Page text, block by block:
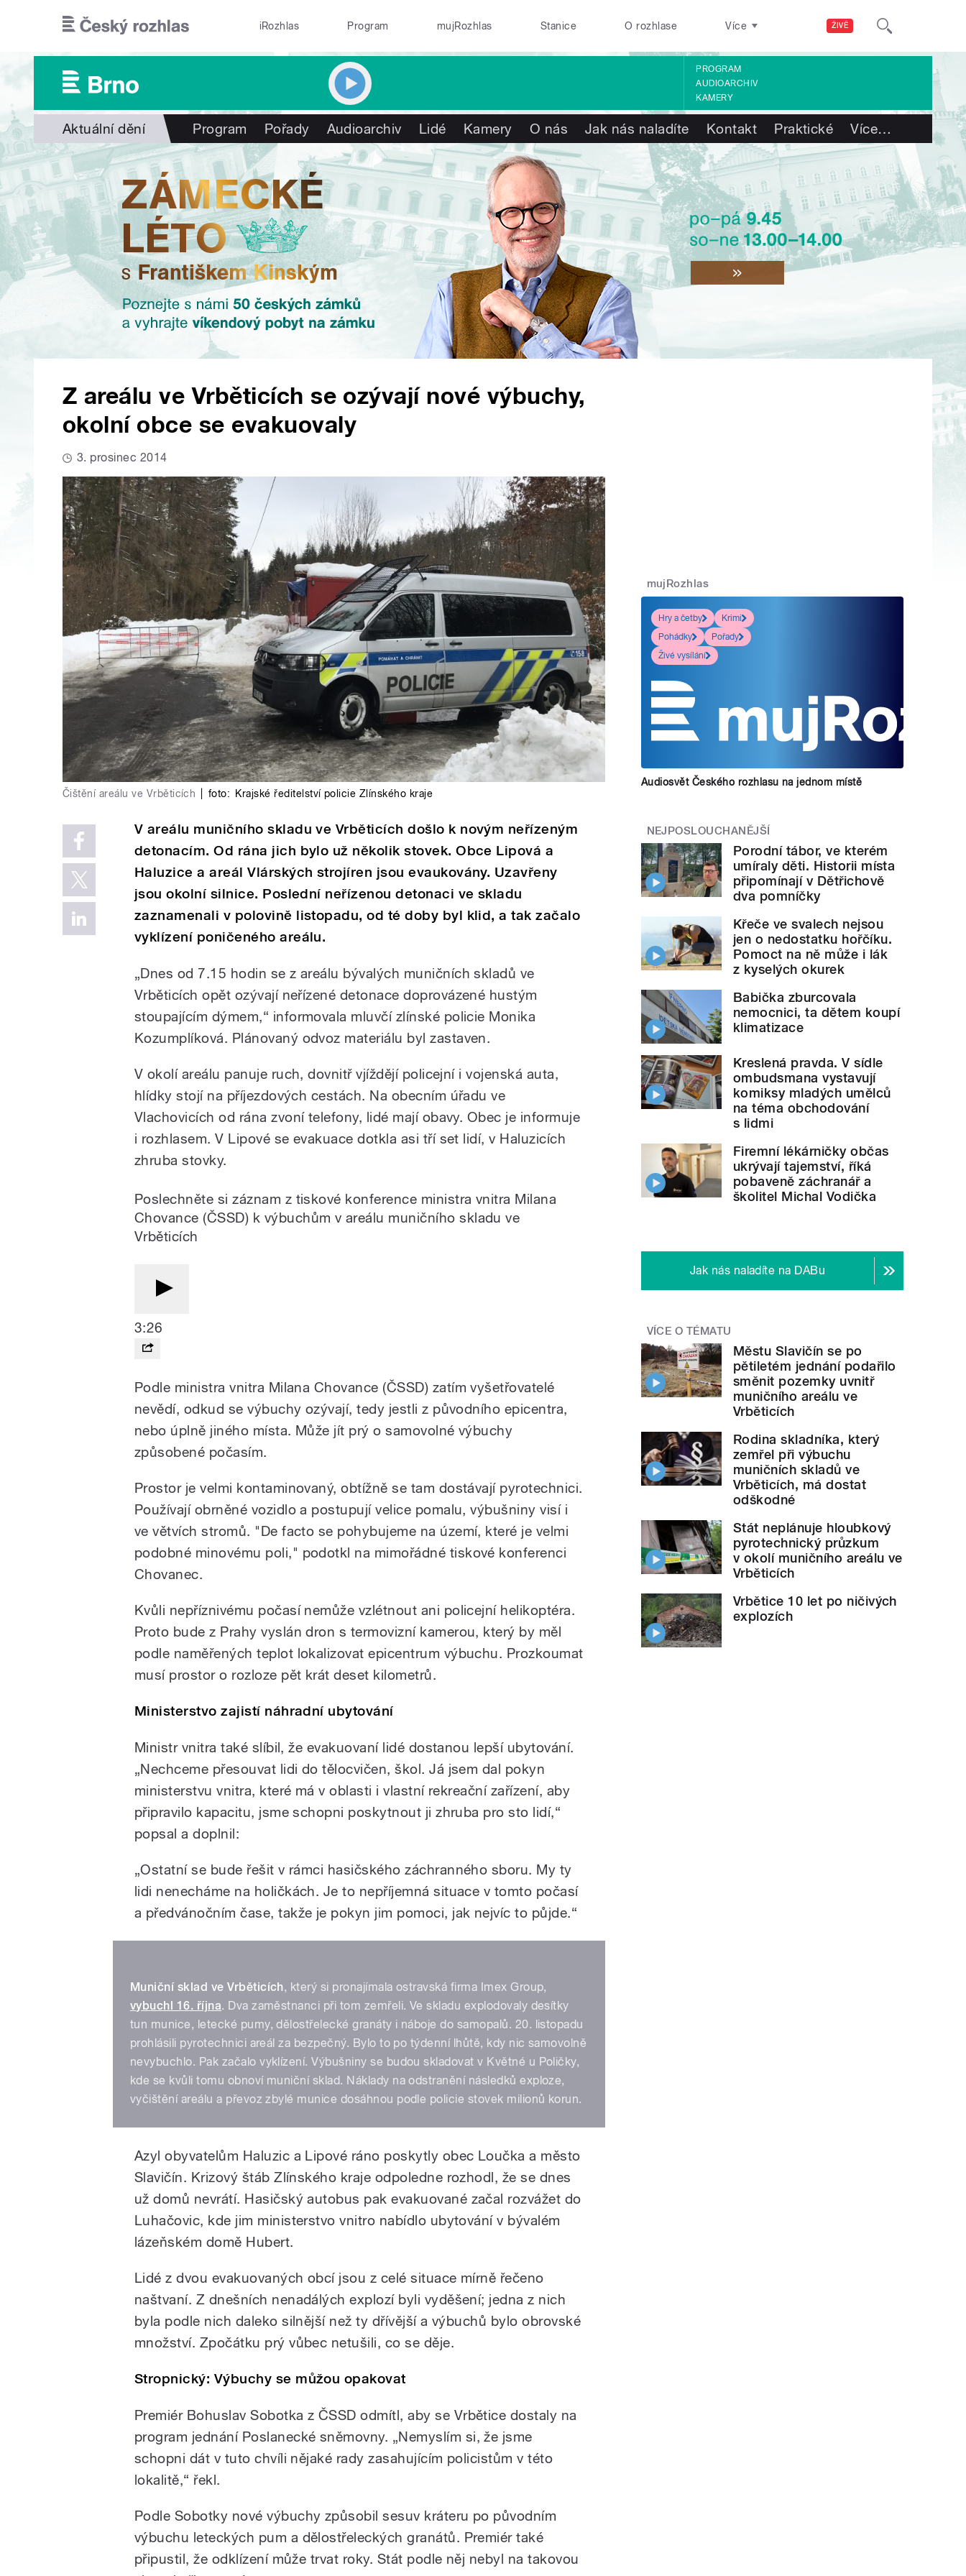
ŽIVĚ
iRozhlas Program mujRozhlas Stanice O rozhlase Více
PROGRAM
AUDIOARCHIV
KAMERY
Aktuální dění Program Pořady Audioarchiv Lidé Kamery O nás Jak nás naladíte Kontakt Praktické Více…
Z areálu ve Vrběticích se ozývají nové výbuchy,
okolní obce se evakuovaly
3. prosinec 2014
Čištění areálu ve Vrběticích foto: Krajské ředitelství policie Zlínského kraje
V areálu muničního skladu ve Vrběticích došlo k novým neřízeným
detonacím. Od rána jich bylo už několik stovek. Obce Lipová a
Haluzice a areál Vlárských strojíren jsou evaukovány. Uzavřeny
jsou okolní silnice. Poslední neřízenou detonaci ve skladu
zaznamenali v polovině listopadu, od té doby byl klid, a tak začalo
vyklízení poničeného areálu.
„Dnes od 7.15 hodin se z areálu bývalých muničních skladů ve
Vrběticích opět ozývají neřízené detonace doprovázené hustým
stoupajícím dýmem,“ informovala mluvčí zlínské policie Monika
Kozumplíková. Plánovaný odvoz materiálu byl zastaven.
V okolí areálu panuje ruch, dovnitř vjíždějí policejní i vojenská auta,
hlídky stojí na příjezdových cestách. Na obecním úřadu ve
Vlachovicích od rána zvoní telefony, lidé mají obavy. Obec je informuje
i rozhlasem. V Lipové se evakuace dotkla asi tří set lidí, v Haluzicích
zhruba stovky.
Poslechněte si záznam z tiskové konference ministra vnitra Milana
Chovance (ČSSD) k výbuchům v areálu muničního skladu ve
Vrběticích
3:26
Podle ministra vnitra Milana Chovance (ČSSD) zatím vyšetřovatelé
nevědí, odkud se výbuchy ozývají, tedy jestli z původního epicentra,
nebo úplně jiného místa. Může jít prý o samovolné výbuchy
způsobené počasím.
Prostor je velmi kontaminovaný, obtížně se tam dostávají pyrotechnici.
Používají obrněné vozidlo a postupují velice pomalu, výbušniny visí i
ve větvích stromů. "De facto se pohybujeme na území, které je velmi
podobné minovému poli," podotkl na mimořádné tiskové konferenci
Chovanec.
Kvůli nepříznivému počasí nemůže vzlétnout ani policejní helikoptéra.
Proto bude z Prahy vyslán dron s termovizní kamerou, který by měl
podle naměřených teplot lokalizovat epicentrum výbuchu. Prozkoumat
musí prostor o rozloze pět krát deset kilometrů.
Ministerstvo zajistí náhradní ubytování
Ministr vnitra také slíbil, že evakuovaní lidé dostanou lepší ubytování.
„Nechceme přesouvat lidi do tělocvičen, škol. Já jsem dal pokyn
ministerstvu vnitra, které má v oblasti i vlastní rekreační zařízení, aby
připravilo kapacitu, jsme schopni poskytnout ji zhruba pro sto lidí,“
popsal a doplnil:
„Ostatní se bude řešit v rámci hasičského záchranného sboru. My ty
lidi nenecháme na holičkách. Je to nepříjemná situace v tomto počasí
a předvánočním čase, takže je pokyn jim pomoci, jak nejvíc to půjde.“
Muniční sklad ve Vrběticích, který si pronajímala ostravská firma Imex Group,
vybuchl 16. října. Dva zaměstnanci při tom zemřeli. Ve skladu explodovaly desítky
tun munice, letecké pumy, dělostřelecké granáty i náboje do samopalů. 20. listopadu
prohlásili pyrotechnici areál za bezpečný. Bylo to po týdenní lhůtě, kdy nic samovolně
nevybuchlo. Pak začalo vyklízení. Výbušniny se budou skladovat v Květné u Poličky,
kde se kvůli tomu obnoví muniční sklad. Náklady na odstranění následků exploze,
vyčištění areálu a převoz zbylé munice dosáhnou podle policie stovek milionů korun.
Azyl obyvatelům Haluzic a Lipové ráno poskytly obec Loučka a město
Slavičín. Krizový štáb Zlínského kraje odpoledne rozhodl, že se dnes
už domů nevrátí. Hasičský autobus pak evakuované začal rozvážet do
Luhačovic, kde jim ministerstvo vnitro nabídlo ubytování v bývalém
lázeňském domě Hubert.
Lidé z dvou evakuovaných obcí jsou z celé situace mírně řečeno
naštvaní. Z dnešních nenadálých explozí byli vyděšení; jedna z nich
byla podle nich daleko silnější než ty dřívější a výbuchů bylo obrovské
množství. Zpočátku prý vůbec netušili, co se děje.
Stropnický: Výbuchy se můžou opakovat
Premiér Bohuslav Sobotka z ČSSD odmítl, aby se Vrbětice dostaly na
program jednání Poslanecké sněmovny. „Nemyslím si, že jsme
schopni dát v tuto chvíli nějaké rady zasahujícím policistům v této
lokalitě,“ řekl.
Podle Sobotky nové výbuchy způsobil sesuv kráteru po původním
výbuchu leteckých pum a dělostřeleckých granátů. Premiér také
připustil, že odklízení může trvat roky. Stát podle něj nebyl na takovou
mujRozhlas
Hry a četby
Krimi
Pohádky
Pořady
Živé vysílání
Audiosvět Českého rozhlasu na jednom místě
NEJPOSLOUCHANĚJŠÍ
Porodní tábor, ve kterém
umíraly děti. Historii místa
připomínají v Dětřichově
dva pomníčky
Křeče ve svalech nejsou
jen o nedostatku hořčíku.
Pomoct na ně může i lák
z kyselých okurek
Babička zburcovala
nemocnici, ta dětem koupí
klimatizace
Kreslená pravda. V sídle
ombudsmana vystavují
komiksy mladých umělců
na téma obchodování
s lidmi
Firemní lékárničky občas
ukrývají tajemství, říká
pobaveně záchranář a
školitel Michal Vodička
Jak nás naladíte na DABu
VÍCE O TÉMATU
Městu Slavičín se po
pětiletém jednání podařilo
směnit pozemky uvnitř
muničního areálu ve
Vrběticích
Rodina skladníka, který
zemřel při výbuchu
muničních skladů ve
Vrběticích, má dostat
odškodné
Stát neplánuje hloubkový
pyrotechnický průzkum
v okolí muničního areálu ve
Vrběticích
Vrbětice 10 let po ničivých
explozích